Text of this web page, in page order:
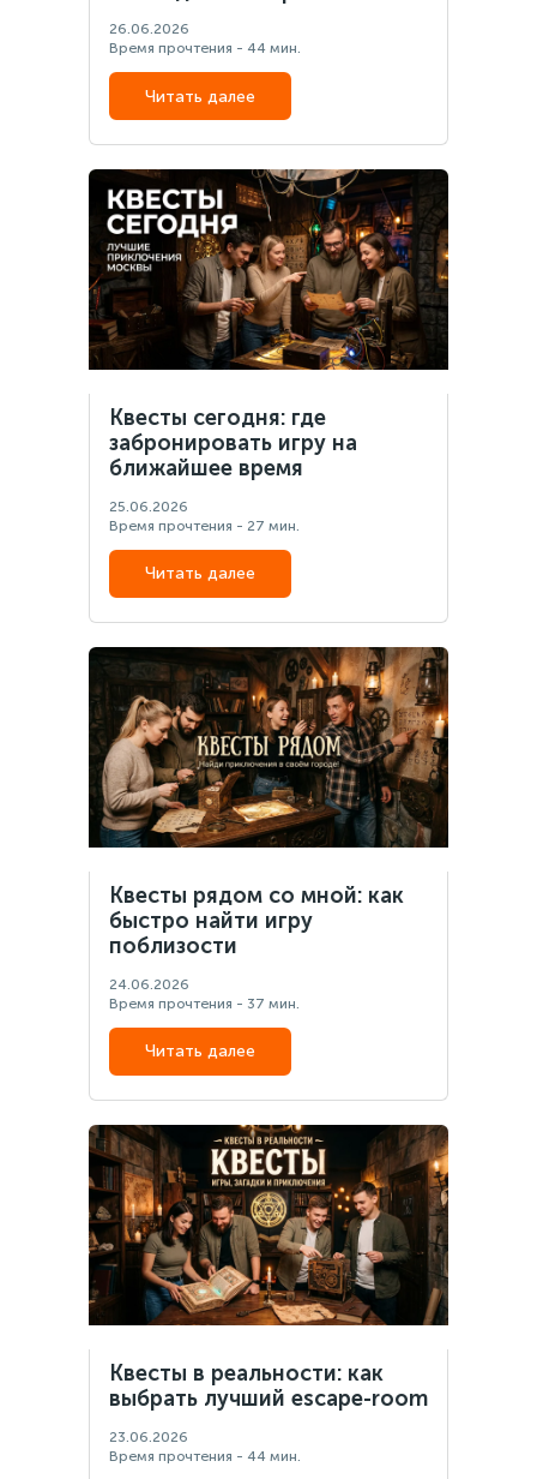
26.06.2026
Время прочтения - 44 мин.
Читать далее
Квесты сегодня: где
забронировать игру на
ближайшее время
25.06.2026
Время прочтения - 27 мин.
Читать далее
Квесты рядом со мной: как
быстро найти игру
поблизости
24.06.2026
Время прочтения - 37 мин.
Читать далее
Квесты в реальности: как
выбрать лучший escape-room
23.06.2026
Время прочтения - 44 мин.